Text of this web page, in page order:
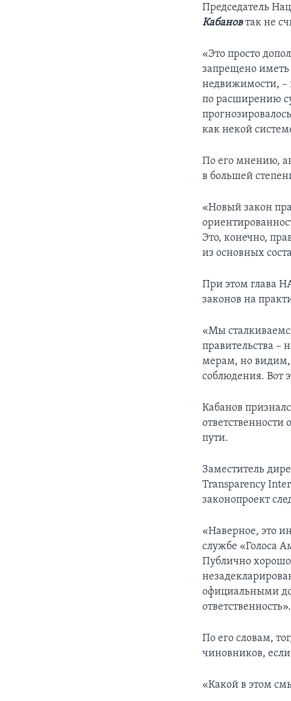
Председатель
Кабановтак не
«Это просто
запрещено иметь
недвижимости, –
по расширению
как некой
По его мнению,
в большей
«Новый закон
Это, конечно,
из основных
При этом глава
законов на
«Мы
правительства –
мерам, но видим,
соблюдения. Вот
Кабанов
ответственности
пути.
Заместитель
Transparency
законопроект
«Наверное, это
службе «Голоса
Публично
официальными
ответственность».
По его словам,
чиновников,
«Какой в этом